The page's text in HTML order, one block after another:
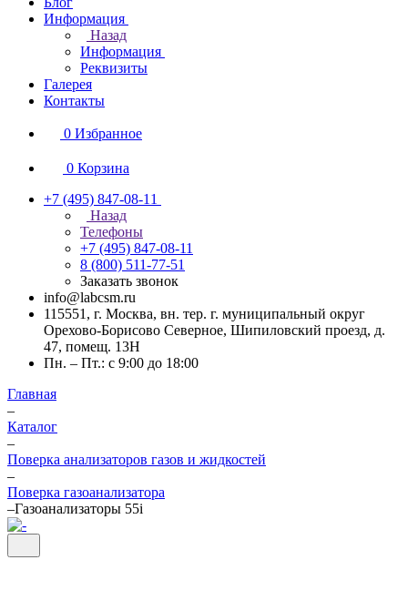
Информация
Назад
Информация
Реквизиты
Галерея
Контакты
0 Избранное
0 Корзина
+7 (495) 847-08-11
Назад
Телефоны
+7 (495) 847-08-11
8 (800) 511-77-51
Заказать звонок
info@labcsm.ru
115551, г. Москва, вн. тер. г. муниципальный округ
Орехово-Борисово Северное, Шипиловский проезд, д.
47, помещ. 13Н
Пн. – Пт.: с 9:00 до 18:00
Главная
–
Каталог
–
Поверка анализаторов газов и жидкостей
–
Поверка газоанализатора
–Газоанализаторы 55i